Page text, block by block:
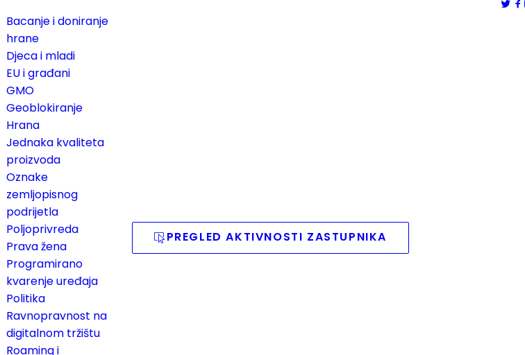
Bacanje i doniranje
hrane
Djeca i mladi
EU i građani
GMO
Geoblokiranje
Hrana
Jednaka kvaliteta
proizvoda
Oznake
zemljopisnog
podrijetla
Poljoprivreda
Prava žena
Programirano
kvarenje uređaja
Politika
Ravnopravnost na
digitalnom tržištu
Roaming i
PREGLED AKTIVNOSTI ZASTUPNIKA